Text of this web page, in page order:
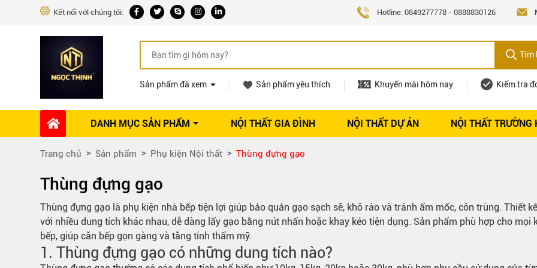
Kết nối với chúng tôi: Hotline: 0849277778 - 0888830126
Tìm
Sản phẩm đã xem Sản phẩm yêu thích Khuyến mãi hôm nay Kiểm tra
DANH MỤC SẢN PHẨM
Phụ kiện Nội thất
Ổ khóa tủ
Phụ kiện nội thất khác
Máy hút mùi
Vòi rửa nhà bếp
Phụ kiện tủ áo
Phụ kiện tủ bếp trên
Thùng đựng gạo
NỘI THẤT GIA ĐÌNH NỘI THẤT DỰ ÁN NỘI THẤT TRƯỜNG
Dự án thi công
Trang chủ Sản phẩm Phụ kiện Nội thất Thùng đựng gạo
Thùng đựng gạo
Thùng đựng gạo là phụ kiện nhà bếp tiện lợi giúp bảo quản gạo sạch sẽ, khô ráo và tránh ẩm mốc, côn trùng. Thiết
với nhiều dung tích khác nhau, dễ dàng lấy gạo bằng nút nhấn hoặc khay kéo tiện dụng. Sản phẩm phù hợp cho mọi
bếp, giúp căn bếp gọn gàng và tăng tính thẩm mỹ.
1. Thùng đựng gạo có những dung tích nào?